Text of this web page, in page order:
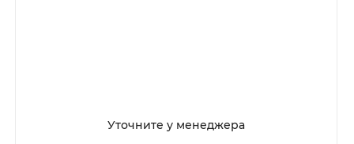
Уточните у менеджера